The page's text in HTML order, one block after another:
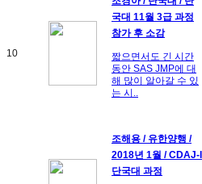
10
국대 11월 3급 과정
참가 후 소감
짧으면서도 긴 시간
동안 SAS JMP에 대
해 많이 알아갈 수 있
는 시..
조해용 / 유한양행 /
2018년 1월 / CDAJ-I
단국대 과정